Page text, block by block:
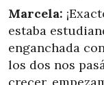
Marcela:
estaba
enganchada
los dos nos